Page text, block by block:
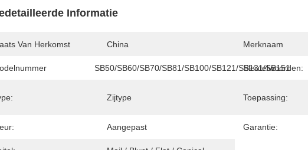
Informatie
Van Herkomst China Merknaam
SB50/SB60/SB70/SB81/SB100/SB121/SB131/SB151
Sleutelwoorden:
Zijtype Toepassing:
Aangepast Garantie: